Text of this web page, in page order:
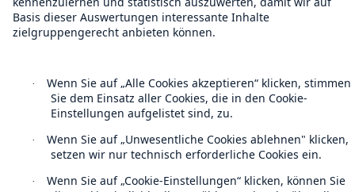
Location Risk Intelligence Support
Datenschutz
Cookie Einstellungen
Impressum